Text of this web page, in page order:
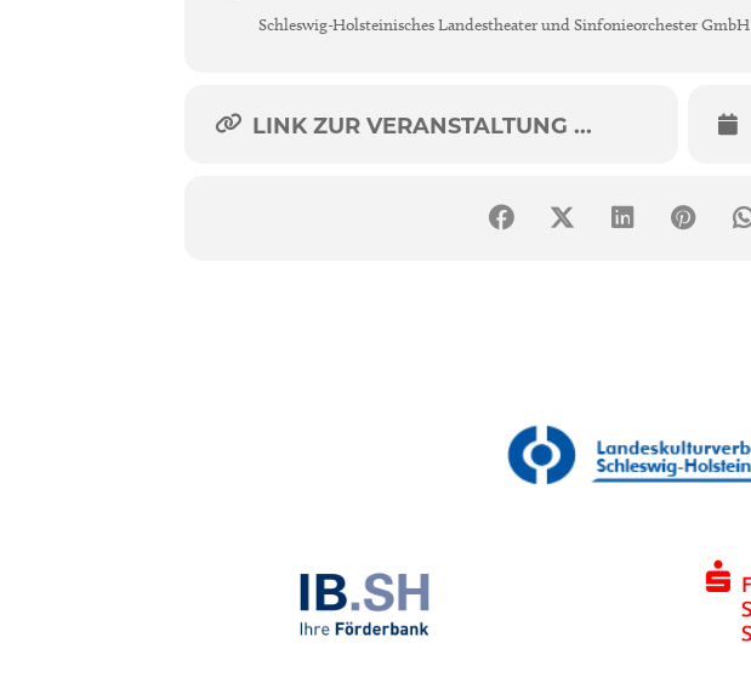
Schleswig-Holsteinisches Landestheater und Sinfonieorchester GmbH
LINK ZUR VERANSTALTUNG ...